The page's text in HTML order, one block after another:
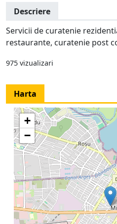
Descriere
Servicii de curatenie
restaurante, curatenie post
975 vizualizari
Harta
+
−